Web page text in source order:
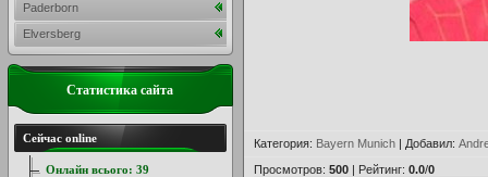
Категория: Bayern Munich | Добавил:
Просмотров: 500 | Рейтинг: 0.0/0
Paderborn
Elversberg
Статистика сайта
Сейчас online
Онлайн всього: 39